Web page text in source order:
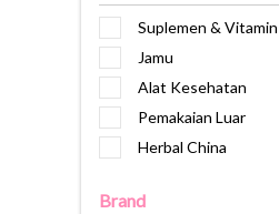
Pencernaan
Demam & Sakit Kepala
Kolesterol
Jantung
Kesehatan Kulit
Insomnia
Suplemen & Vitamin
Jamu
Alat Kesehatan
Pemakaian Luar
Herbal China
Brand